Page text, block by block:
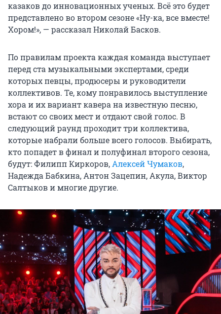
казаков до инновационных ученых. Всё это будет
представлено во втором сезоне «Ну-ка, все вместе!
Хором!», — рассказал Николай Басков.
По правилам проекта каждая команда выступает
перед ста музыкальными экспертами, среди
которых певцы, продюсеры и руководители
коллективов. Те, кому понравилось выступление
хора и их вариант кавера на известную песню,
встают со своих мест и отдают свой голос. В
следующий раунд проходит три коллектива,
которые набрали больше всего голосов. Выбирать,
кто попадет в финал и полуфинал второго сезона,
будут: Филипп Киркоров,Алексей Чумаков,
Надежда Бабкина, Антон Зацепин, Акула, Виктор
Салтыков и многие другие.